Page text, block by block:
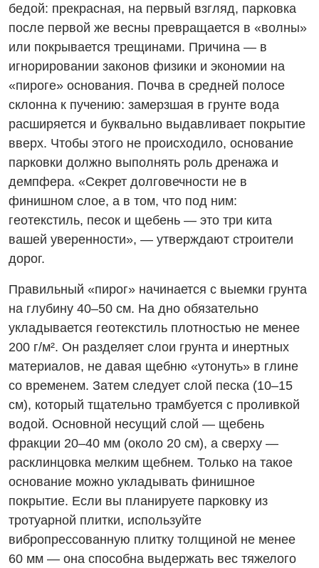
бедой: прекрасная, на первый взгляд, парковка
после первой же весны превращается в «волны»
или покрывается трещинами. Причина — в
игнорировании законов физики и экономии на
«пироге» основания. Почва в средней полосе
склонна к пучению: замерзшая в грунте вода
расширяется и буквально выдавливает покрытие
вверх. Чтобы этого не происходило, основание
парковки должно выполнять роль дренажа и
демпфера. «Секрет долговечности не в
финишном слое, а в том, что под ним:
геотекстиль, песок и щебень — это три кита
вашей уверенности», — утверждают строители
дорог.
Правильный «пирог» начинается с выемки грунта
на глубину 40–50 см. На дно обязательно
укладывается геотекстиль плотностью не менее
200 г/м². Он разделяет слои грунта и инертных
материалов, не давая щебню «утонуть» в глине
со временем. Затем следует слой песка (10–15
см), который тщательно трамбуется с проливкой
водой. Основной несущий слой — щебень
фракции 20–40 мм (около 20 см), а сверху —
расклинцовка мелким щебнем. Только на такое
основание можно укладывать финишное
покрытие. Если вы планируете парковку из
тротуарной плитки, используйте
вибропрессованную плитку толщиной не менее
60 мм — она способна выдержать вес тяжелого